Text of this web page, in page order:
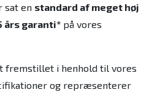
sat en standard af meget høj
års garanti*på vores
fremstillet i henhold til vores
og repræsenterer